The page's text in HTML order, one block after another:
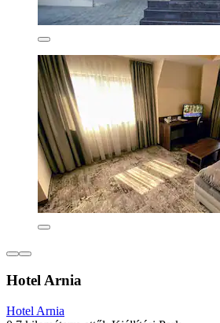
Hotel Arnia
Hotel Arnia